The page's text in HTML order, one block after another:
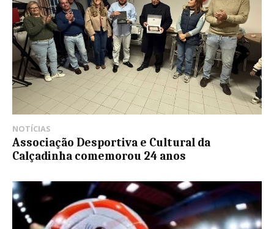
NOTÍCIAS
Associação Desportiva e Cultural da
Calçadinha comemorou 24 anos